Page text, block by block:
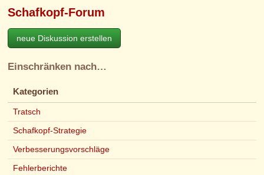
Schafkopf-Forum
neue Diskussion erstellen
Einschränken nach…
Kategorien
Tratsch
Schafkopf-Strategie
Verbesserungsvorschläge
Fehlerberichte